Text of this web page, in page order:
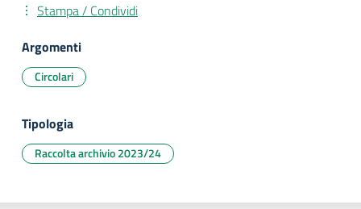
Stampa / Condividi
Argomenti
Circolari
Tipologia
Raccolta archivio 2023/24